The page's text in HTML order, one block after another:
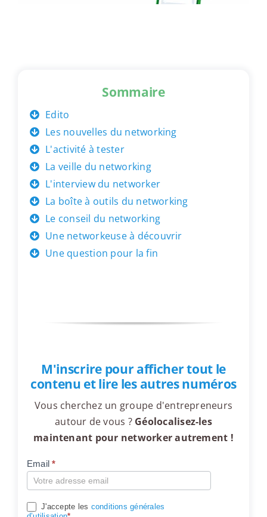
Sommaire
Edito
Les nouvelles du networking
L'activité à tester
La veille du networking
L'interview du networker
La boîte à outils du networking
Le conseil du networking
Une networkeuse à découvrir
Une question pour la fin
M'inscrire pour afficher tout le
contenu et lire les autres numéros
Vous cherchez un groupe d'entrepreneurs
autour de vous ? Géolocalisez-les
maintenant pour networker autrement !
Compte
Email*
J'accepte les conditions générales